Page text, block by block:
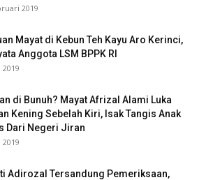
2019
Mayat di Kebun Teh Kayu Aro Kerinci,
Anggota LSM BPPK RI
di Bunuh? Mayat Afrizal Alami Luka
Kening Sebelah Kiri, Isak Tangis Anak
Dari Negeri Jiran
Adirozal Tersandung Pemeriksaan,